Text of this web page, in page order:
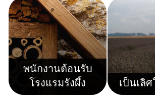
พนักงานต้อนรับ
โรงแรมรังผึ้ง
เป็นเลิ